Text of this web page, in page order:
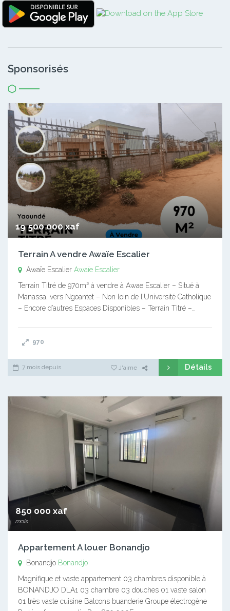
Sponsorisés
19 500 000 xaf
Terrain A vendre Awaïe Escalier
Awaïe Escalier Awaïe Escalier
Terrain Titré de 970m² à vendre à Awae Escalier – Situé à
Manassa, vers Ngoantet – Non loin de l’Université Catholique
– Encore d’autres Espaces Disponibles – Terrain Titré –…
970
7 mois depuis J'aime Détails
850 000 xaf
mois
Appartement A louer Bonandjo
Bonandjo Bonandjo
Magnifique et vaste appartement 03 chambres disponible à
BONANDJO DLA1 03 chambre 03 douches 01 vaste salon
01 très vaste cuisine Balcons buanderie Groupe électrogène